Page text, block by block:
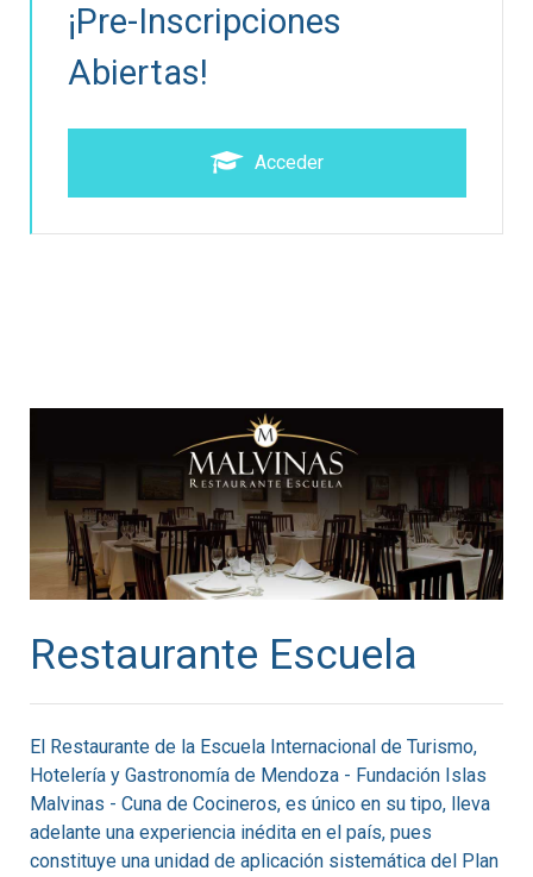
¡Pre-Inscripciones
Abiertas!
Acceder
Restaurante Escuela
El Restaurante de la Escuela Internacional de Turismo,
Hotelería y Gastronomía de Mendoza - Fundación Islas
Malvinas - Cuna de Cocineros, es único en su tipo, lleva
adelante una experiencia inédita en el país, pues
constituye una unidad de aplicación sistemática del Plan